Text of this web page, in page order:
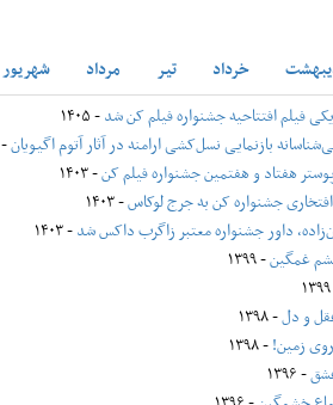
خرداد تير مرداد شهريور
فیلم افتتاحیه جشنواره فیلم کن شد- ۱۴۰۵
بازنمایی نسل‌کشی ارامنه در آثار آتوم اگیویان- ۱۴۰۴
هفتاد و هفتمین جشنواره فیلم کن- ۱۴۰۳
جشنواره کن به جرج لوکاس- ۱۴۰۳
داور جشنواره معتبر زاگرب داکس شد- ۱۴۰۳
غمگین- ۱۳۹۹
و دل- ۱۳۹۸
زمین!- ۱۳۹۸
- ۱۳۹۶